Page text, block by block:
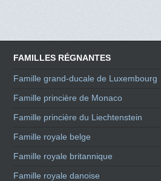
FAMILLES RÉGNANTES
Famille grand-ducale de Luxembourg
Famille princière de Monaco
Famille princière du Liechtenstein
Famille royale belge
Famille royale britannique
Famille royale danoise